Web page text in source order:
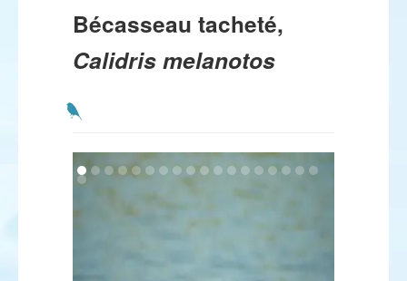
Bécasseau tacheté,
Calidris melanotos